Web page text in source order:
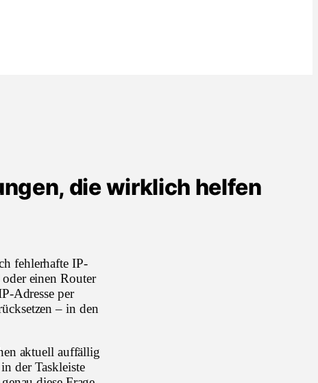
die wirklich helfen
fehlerhafte IP-
einen Router
Adresse per
– in den
aktuell auffällig
der Taskleiste